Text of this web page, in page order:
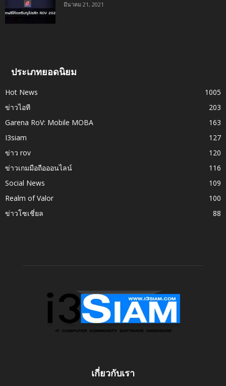
มีนาคม 21, 2021
ประเภทยอดนิยม
Hot News
1005
ข่าวไอที
203
Garena RoV: Mobile MOBA
163
I3siam
127
ข่าว rov
120
ข่าวเกมมือถือออนไลน์
116
Social News
109
Realm of Valor
100
ข่าวโซเชี่ยล
88
เกี่ยวกับเรา